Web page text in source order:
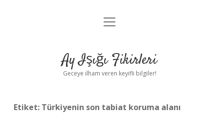
Anasayfa
Yasal Uyarı
menüyü
Ay Işığı Fikirleri
Geceye ilham veren keyifli bilgiler!
Etiket: Türkiyenin son tabiat koruma alanı